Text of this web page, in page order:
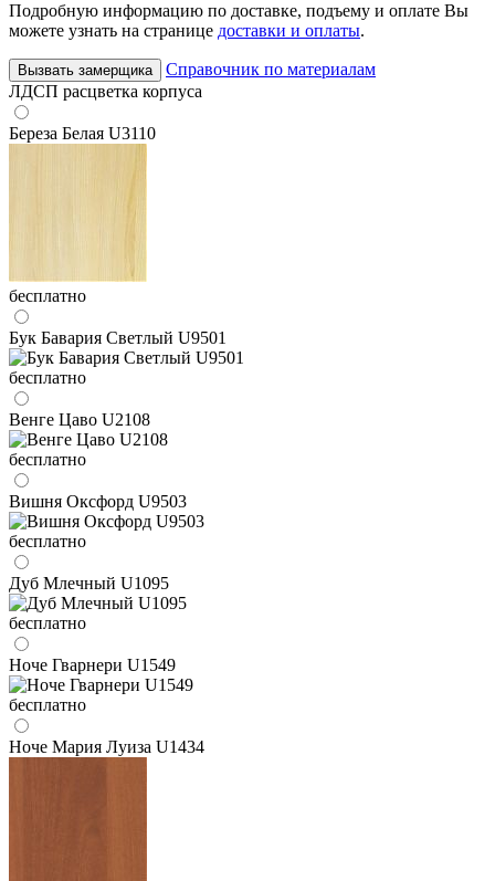
Подробную информацию по доставке, подъему и оплате Вы
можете узнать на странице доставки и оплаты.
Вызвать замерщика
Справочник по материалам
ЛДСП расцветка корпуса
Береза Белая U3110
бесплатно
Бук Бавария Светлый U9501
бесплатно
Венге Цаво U2108
бесплатно
Вишня Оксфорд U9503
бесплатно
Дуб Млечный U1095
бесплатно
Ноче Гварнери U1549
бесплатно
Ноче Мария Луиза U1434